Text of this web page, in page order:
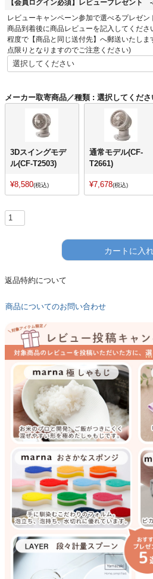
【会員ログイン必須】レビュープレゼント
レビューキャンペーン参加で選べるプレゼ
商品到着後に商品レビューを記入してくだ
程度で【商品と同じ送付先】へ郵送いたし
点限りとなりますのでご注意ください)
メーカー取寄商品／種類 選択してくださ
3Dスイングモデ
ル(CF-T2503)
¥8,580 税込
通常モデル(CF-
T2661)
¥7,678 税込
カートに入
返品特約について
商品についてのお問い合わせ